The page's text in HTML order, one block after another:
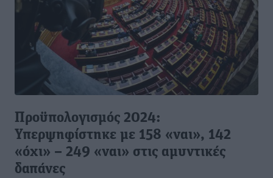
Προϋπολογισμός 2024:
Υπερψηφίστηκε με 158 «ναι», 142
«όχι» – 249 «ναι» στις αμυντικές
δαπάνες